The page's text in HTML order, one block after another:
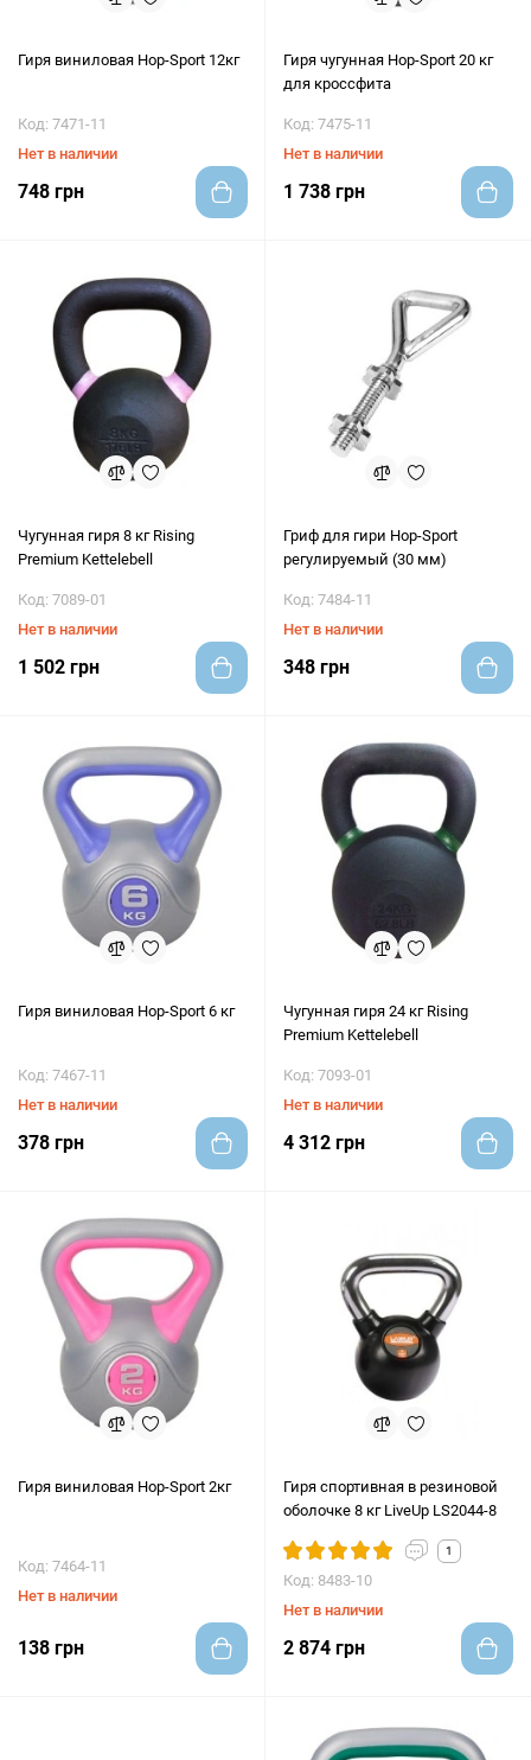
Гиря виниловая Hop-Sport 12кг
Код: 7471-11
Нет в наличии
748 грн
Гиря чугунная Hop-Sport 20 кг
для кроссфита
Код: 7475-11
Нет в наличии
1 738 грн
Чугунная гиря 8 кг Rising
Premium Kettelebell
Код: 7089-01
Нет в наличии
1 502 грн
Гриф для гири Hop-Sport
регулируемый (30 мм)
Код: 7484-11
Нет в наличии
348 грн
Гиря виниловая Hop-Sport 6 кг
Код: 7467-11
Нет в наличии
378 грн
Чугунная гиря 24 кг Rising
Premium Kettelebell
Код: 7093-01
Нет в наличии
4 312 грн
Гиря виниловая Hop-Sport 2кг
Код: 7464-11
Нет в наличии
138 грн
Гиря спортивная в резиновой
оболочке 8 кг LiveUp LS2044-8
1
Код: 8483-10
Нет в наличии
2 874 грн